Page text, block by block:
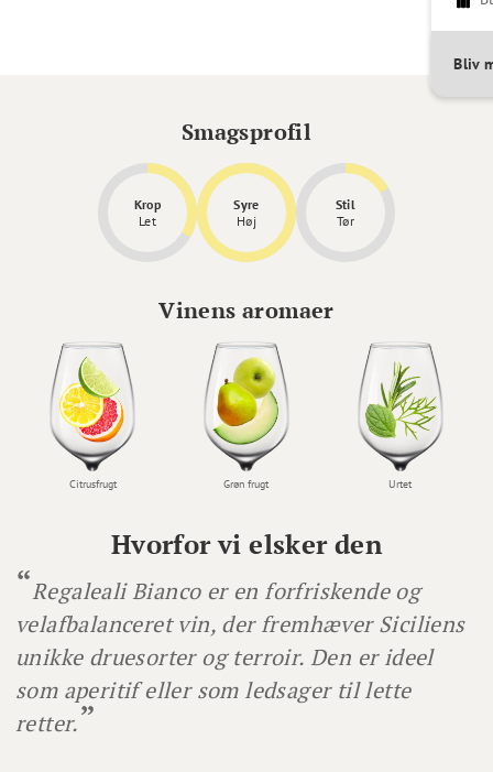
Bliv
Hvorfor vi elsker den
Regaleali Bianco er en forfriskende og
velafbalanceret vin, der fremhæver Siciliens
unikke druesorter og terroir. Den er ideel
som aperitif eller som ledsager til lette
retter.
Smagsprofil
Krop
Let
Syre
Høj
Stil
Tør
Vinens aromaer
Citrusfrugt Grøn frugt Urtet